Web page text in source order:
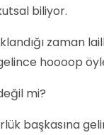
biliyor.
zaman
hoooop
mi?
başkasına